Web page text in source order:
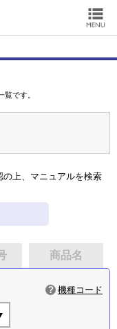
です。
上、マニュアルを検索
機種コード
商品名